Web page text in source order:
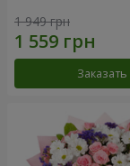
1 949 грн
Заказать